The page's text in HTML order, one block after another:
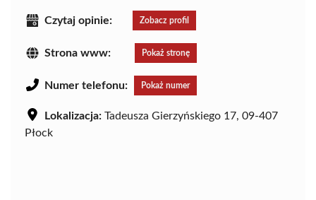
Czytaj opinie: Zobacz profil
Strona www: Pokaż stronę
Numer telefonu: Pokaż numer
Lokalizacja: Tadeusza Gierzyńskiego 17, 09-407
Płock